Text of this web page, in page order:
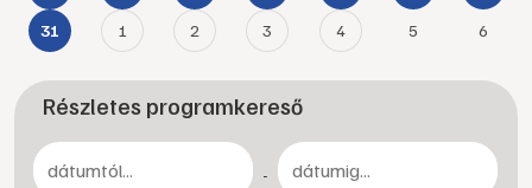
31 1 2 3 4 5 6
Részletes programkereső
-